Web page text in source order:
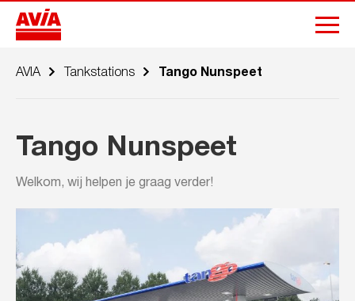
AVIA Tankstations Tango Nunspeet
Tango Nunspeet
Welkom, wij helpen je graag verder!